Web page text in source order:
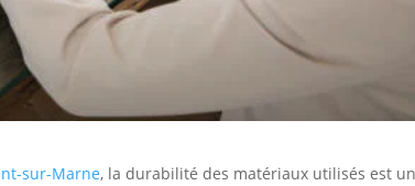
sur-Marne, la durabilité des matériaux utilisés est